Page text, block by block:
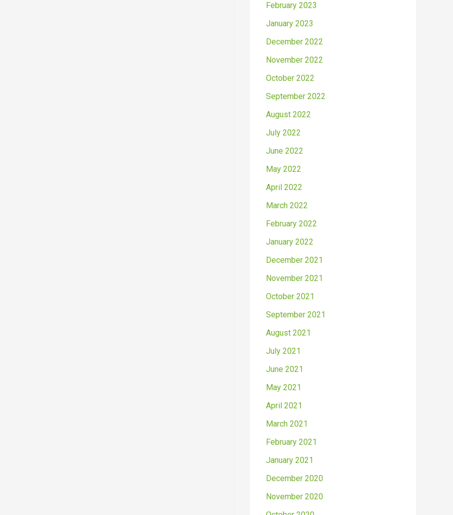
February 2023
January 2023
December 2022
November 2022
October 2022
September 2022
August 2022
July 2022
June 2022
May 2022
April 2022
March 2022
February 2022
January 2022
December 2021
November 2021
October 2021
September 2021
August 2021
July 2021
June 2021
May 2021
April 2021
March 2021
February 2021
January 2021
December 2020
November 2020